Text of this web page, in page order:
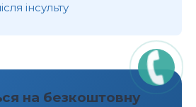
інсульту
на безкоштовну